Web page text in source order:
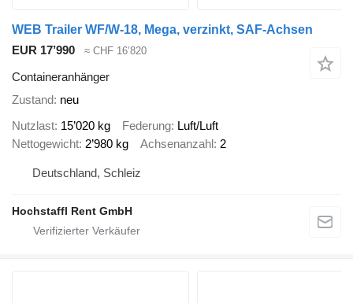
WEB Trailer WF/W-18, Mega, verzinkt, SAF-Achsen
EUR 17’990
≈ CHF 16’820
Containeranhänger
Zustand neu
Nutzlast 15’020 kg Federung Luft/Luft
Nettogewicht 2’980 kg Achsenanzahl 2
Deutschland, Schleiz
Hochstaffl Rent GmbH